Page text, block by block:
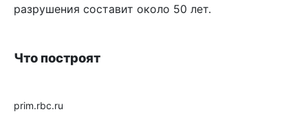
разрушения составит около 50 лет.
Что построят
prim.rbc.ru